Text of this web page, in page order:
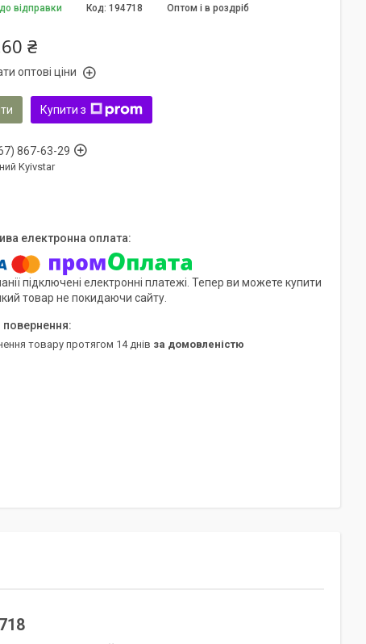
відправки Оптом і в роздріб
Код: 194718
₴
оптові ціни
Купити з
867-63-29
Kyivstar
підключені електронні платежі. Тепер ви можете купити
товар не покидаючи сайту.
товару протягом 14 днів за домовленістю